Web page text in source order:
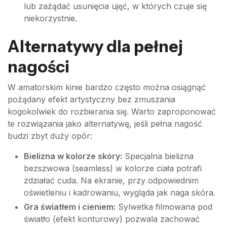
lub zażądać usunięcia ujęć, w których czuje się
niekorzystnie.
Alternatywy dla pełnej
nagości
W amatorskim kinie bardzo często można osiągnąć
pożądany efekt artystyczny bez zmuszania
kogokolwiek do rozbierania się. Warto zaproponować
te rozwiązania jako alternatywę, jeśli pełna nagość
budzi zbyt duży opór:
Bielizna w kolorze skóry: Specjalna bielizna
bezszwowa (seamless) w kolorze ciała potrafi
zdziałać cuda. Na ekranie, przy odpowiednim
oświetleniu i kadrowaniu, wygląda jak naga skóra.
Gra światłem i cieniem: Sylwetka filmowana pod
światło (efekt konturowy) pozwala zachować